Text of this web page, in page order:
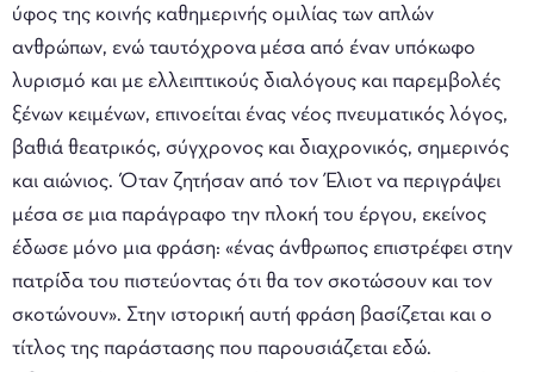
ύφος της κοινής καθημερινής ομιλίας των απλών
ανθρώπων, ενώ ταυτόχρονα μέσα από έναν υπόκωφο
λυρισμό και με ελλειπτικούς διαλόγους και παρεμβολές
ξένων κειμένων, επινοείται ένας νέος πνευματικός λόγος,
βαθιά θεατρικός, σύγχρονος και διαχρονικός, σημερινός
και αιώνιος. Όταν ζητήσαν από τον Έλιοτ να περιγράψει
μέσα σε μια παράγραφο την πλοκή του έργου, εκείνος
έδωσε μόνο μια φράση: «ένας άνθρωπος επιστρέφει στην
πατρίδα του πιστεύοντας ότι θα τον σκοτώσουν και τον
σκοτώνουν». Στην ιστορική αυτή φράση βασίζεται και ο
τίτλος της παράστασης που παρουσιάζεται εδώ.